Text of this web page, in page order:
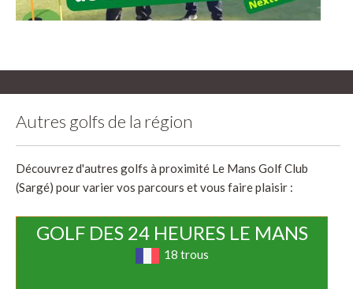
Autres golfs de la région
Découvrez d'autres golfs à proximité Le Mans Golf Club
(Sargé) pour varier vos parcours et vous faire plaisir :
GOLF DES 24 HEURES LE MANS
18 trous